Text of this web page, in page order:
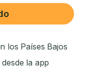
los Países Bajos
la app